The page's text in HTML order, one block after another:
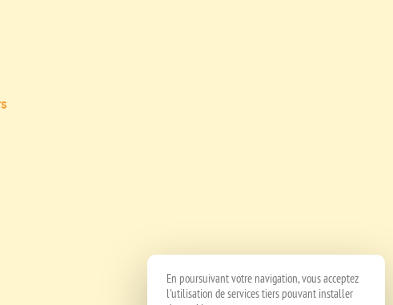
En poursuivant votre navigation, vous acceptez
l'utilisation de services tiers pouvant installer